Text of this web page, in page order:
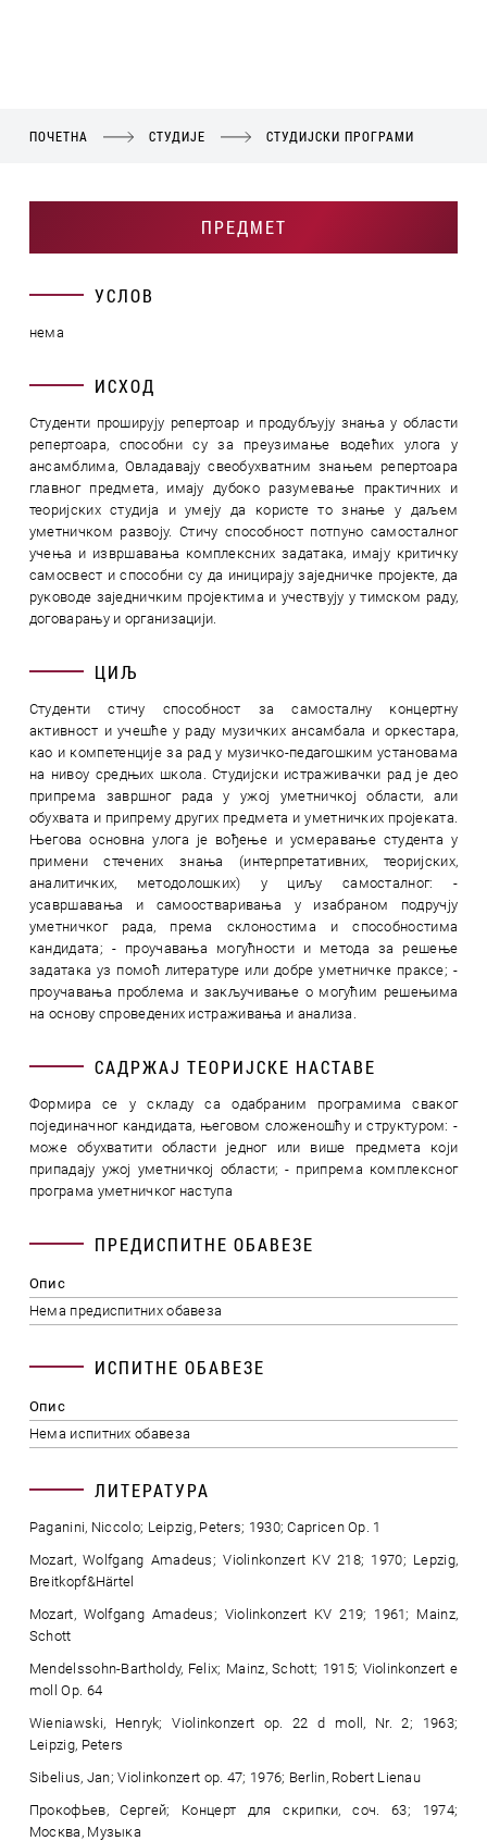
ПОЧЕТНА СТУДИЈЕ СТУДИЈСКИ ПРОГРАМИ
ПРЕДМЕТ
УСЛОВ
нема
ИСХОД
Студенти проширују репертоар и продубљују знања у области
репертоара, способни су за преузимање водећих улога у
ансамблима, Овладавају свеобухватним знањем репертоара
главног предмета, имају дубоко разумевање практичних и
теоријских студија и умеју да користе то знање у даљем
уметничком развоју. Стичу способност потпуно самосталног
учења и извршавања комплексних задатака, имају критичку
самосвест и способни су да иницирају заједничке пројекте, да
руководе заједничким пројектима и учествују у тимском раду,
договарању и организацији.
ЦИЉ
Студенти стичу способност за самосталну концертну
активност и учешће у раду музичких ансамбала и оркестара,
као и компетенције за рад у музичко-педагошким установама
на нивоу средњих школа. Студијски истраживачки рад је део
припрема завршног рада у ужој уметничкој области, али
обухвата и припрему других предмета и уметничких пројеката.
Његова основна улога је вођење и усмеравање студента у
примени стечених знања (интерпретативних, теоријских,
аналитичких, методолошких) у циљу самосталног: -
усавршавања и самоостваривања у изабраном подручју
уметничког рада, према склоностима и способностима
кандидата; - проучавања могућности и метода за решење
задатака уз помоћ литературе или добре уметничке праксе; -
проучавања проблема и закључивање о могућим решењима
на основу спроведених истраживања и анализа.
САДРЖАЈ ТЕОРИЈСКЕ НАСТАВЕ
Формира се у складу са одабраним програмима сваког
појединачног кандидата, његовом сложеношћу и структуром: -
може обухватити области једног или више предмета који
припадају ужој уметничкој области; - припрема комплексног
програма уметничког наступа
ПРЕДИСПИТНЕ ОБАВЕЗЕ
Опис
Нема предиспитних обавеза
ИСПИТНЕ ОБАВЕЗЕ
Опис
Нема испитних обавеза
ЛИТЕРАТУРА
Paganini, Niccolo; Leipzig, Peters; 1930; Capricen Op. 1
Mozart, Wolfgang Amadeus; Violinkonzert KV 218; 1970; Lepzig,
Breitkopf&Härtel
Mozart, Wolfgang Amadeus; Violinkonzert KV 219; 1961; Mainz,
Schott
Mendelssohn-Bartholdy, Felix; Mainz, Schott; 1915; Violinkonzert e
moll Op. 64
Wieniawski, Henryk; Violinkonzert op. 22 d moll, Nr. 2; 1963;
Leipzig, Peters
Sibelius, Jan; Violinkonzert op. 47; 1976; Berlin, Robert Lienau
ПрокофЬев, Сергей; Концерт для скрипки, соч. 63; 1974;
Москва, Музыка